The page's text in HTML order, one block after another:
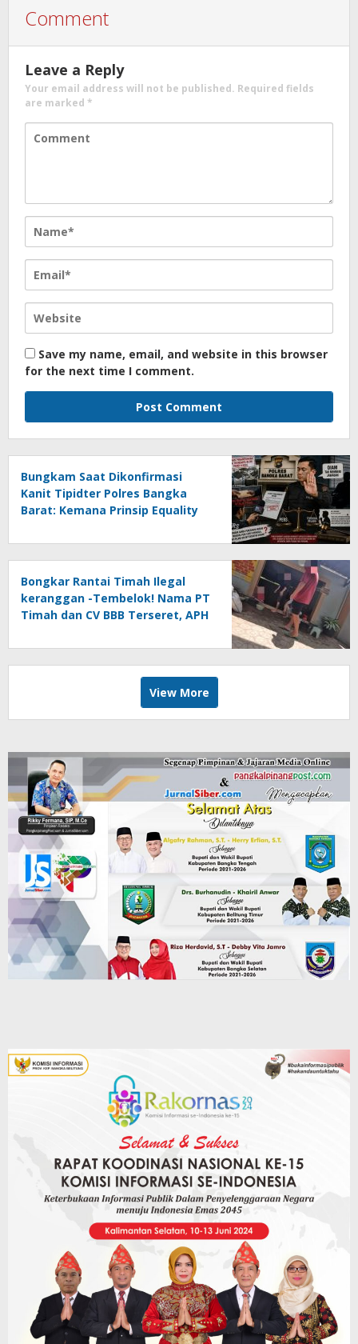
Comment
Leave a Reply
Your email address will not be published. Required fields
are marked *
Save my name, email, and website in this browser
for the next time I comment.
Bungkam Saat Dikonfirmasi
Kanit Tipidter Polres Bangka
Barat: Kemana Prinsip Equality
Bongkar Rantai Timah Ilegal
keranggan -Tembelok! Nama PT
Timah dan CV BBB Terseret, APH
View More